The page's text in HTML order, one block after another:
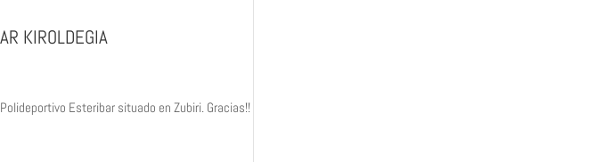
KIROLDEGIA
Esteribar situado en Zubiri. Gracias!!